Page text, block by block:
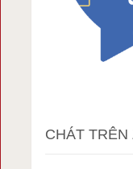
CHÁT TRÊN